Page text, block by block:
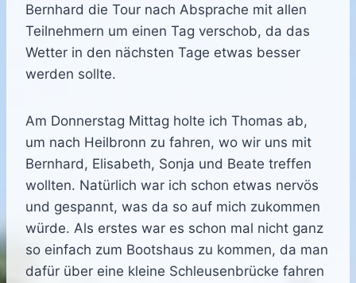
Bernhard die Tour nach Absprache mit allen
Teilnehmern um einen Tag verschob, da das
Wetter in den nächsten Tage etwas besser
werden sollte.
Am Donnerstag Mittag holte ich Thomas ab,
um nach Heilbronn zu fahren, wo wir uns mit
Bernhard, Elisabeth, Sonja und Beate treffen
wollten. Natürlich war ich schon etwas nervös
und gespannt, was da so auf mich zukommen
würde. Als erstes war es schon mal nicht ganz
so einfach zum Bootshaus zu kommen, da man
dafür über eine kleine Schleusenbrücke fahren